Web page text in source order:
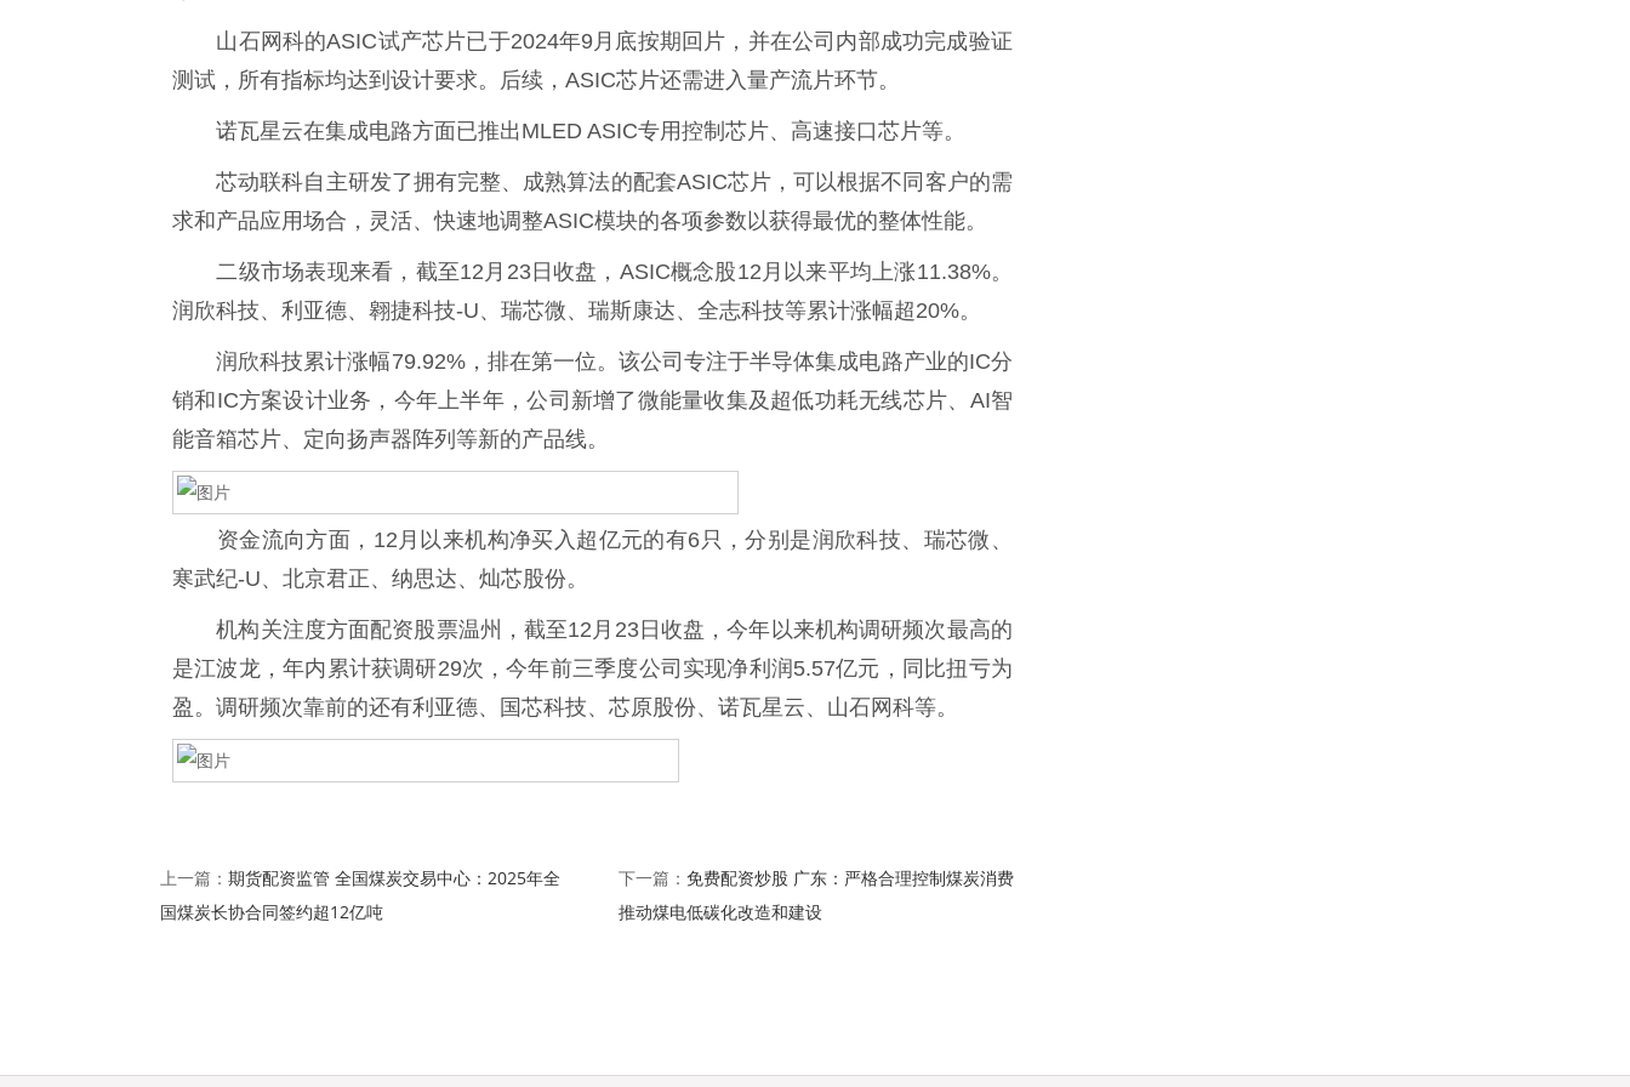
山石网科的ASIC试产芯片已于2024年9月底按期回片，并在公司内部成功完成验证
测试，所有指标均达到设计要求。后续，ASIC芯片还需进入量产流片环节。
诺瓦星云在集成电路方面已推出MLED ASIC专用控制芯片、高速接口芯片等。
芯动联科自主研发了拥有完整、成熟算法的配套ASIC芯片，可以根据不同客户的需
求和产品应用场合，灵活、快速地调整ASIC模块的各项参数以获得最优的整体性能。
二级市场表现来看，截至12月23日收盘，ASIC概念股12月以来平均上涨11.38%。
润欣科技、利亚德、翱捷科技-U、瑞芯微、瑞斯康达、全志科技等累计涨幅超20%。
润欣科技累计涨幅79.92%，排在第一位。该公司专注于半导体集成电路产业的IC分
销和IC方案设计业务，今年上半年，公司新增了微能量收集及超低功耗无线芯片、AI智
能音箱芯片、定向扬声器阵列等新的产品线。
资金流向方面，12月以来机构净买入超亿元的有6只，分别是润欣科技、瑞芯微、
寒武纪-U、北京君正、纳思达、灿芯股份。
机构关注度方面配资股票温州，截至12月23日收盘，今年以来机构调研频次最高的
是江波龙，年内累计获调研29次，今年前三季度公司实现净利润5.57亿元，同比扭亏为
盈。调研频次靠前的还有利亚德、国芯科技、芯原股份、诺瓦星云、山石网科等。
上一篇： 期货配资监管 全国煤炭交易中心：2025年全
国煤炭长协合同签约超12亿吨
下一篇： 免费配资炒股 广东：严格合理控制煤炭消费
推动煤电低碳化改造和建设